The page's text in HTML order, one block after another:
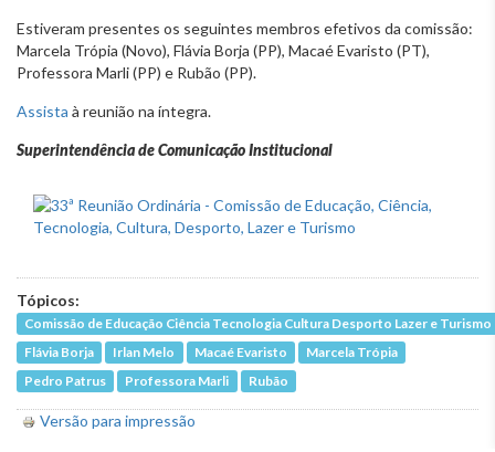
Estiveram presentes os seguintes membros efetivos da comissão:
Marcela Trópia (Novo), Flávia Borja (PP), Macaé Evaristo (PT),
Professora Marli (PP) e Rubão (PP).
Assista à reunião na íntegra.
Superintendência de Comunicação Institucional
Tópicos:
Comissão de Educação Ciência Tecnologia Cultura Desporto Lazer e Turismo
Flávia Borja
Irlan Melo Macaé Evaristo
Marcela Trópia
Pedro Patrus
Professora Marli Rubão
Versão para impressão